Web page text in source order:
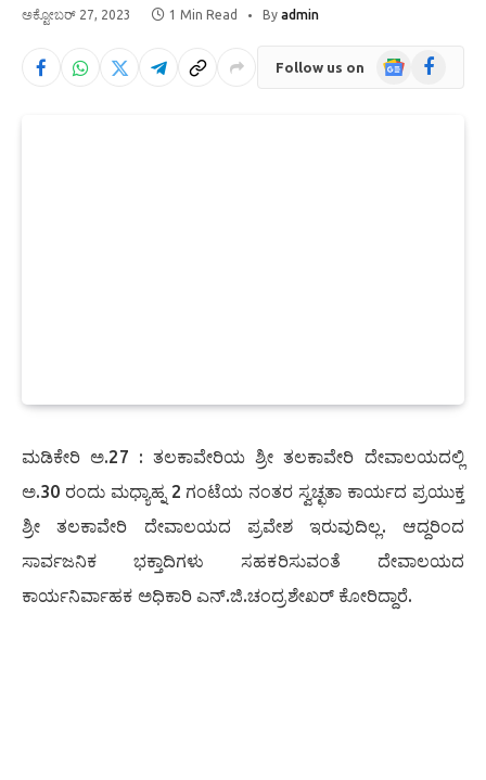
ಅಕ್ಟೋಬರ್ 27, 2023 1 Min Read By admin
Follow us on
GoogleFacebook
ಮಡಿಕೇರಿ ಅ.27 : ತಲಕಾವೇರಿಯ ಶ್ರೀ ತಲಕಾವೇರಿ ದೇವಾಲಯದಲ್ಲಿ
ಅ.30 ರಂದು ಮಧ್ಯಾಹ್ನ 2 ಗಂಟೆಯ ನಂತರ ಸ್ವಚ್ಛತಾ ಕಾರ್ಯದ ಪ್ರಯುಕ್ತ
ಶ್ರೀ ತಲಕಾವೇರಿ ದೇವಾಲಯದ ಪ್ರವೇಶ ಇರುವುದಿಲ್ಲ. ಆದ್ದರಿಂದ
ಸಾರ್ವಜನಿಕ ಭಕ್ತಾದಿಗಳು ಸಹಕರಿಸುವಂತೆ ದೇವಾಲಯದ
ಕಾರ್ಯನಿರ್ವಾಹಕ ಅಧಿಕಾರಿ ಎನ್.ಜಿ.ಚಂದ್ರಶೇಖರ್ ಕೋರಿದ್ದಾರೆ.